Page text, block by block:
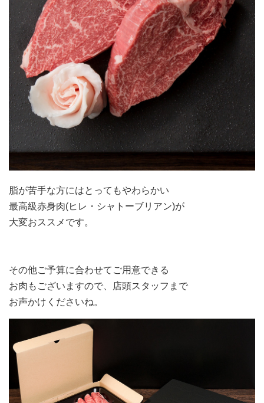
脂が苦手な方にはとってもやわらかい
最高級赤身肉(ヒレ・シャトーブリアン)が
大変おススメです。
その他ご予算に合わせてご用意できる
お肉もございますので、店頭スタッフまで
お声かけくださいね。